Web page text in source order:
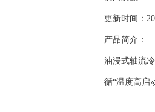
更新时间：
产品简介：
油浸式轴流
循“温度高启